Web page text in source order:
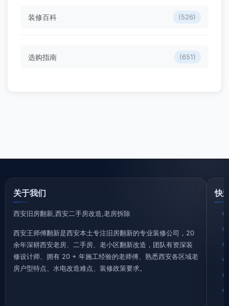
装修百科 (526)
选购指南 (651)
关于我们
西安旧房翻新,西安二手房改造,老房拆除
西安王师傅翻新是西安本土专注旧房翻新的专业装修公司，20
余年深耕西安老房、二手房、老小区翻新改造，团队有资深装
修设计师、拥有 20 + 年施工经验的老师傅、熟悉西安各区域老
房户型特点、水电改造难点、装修政策要求。
快